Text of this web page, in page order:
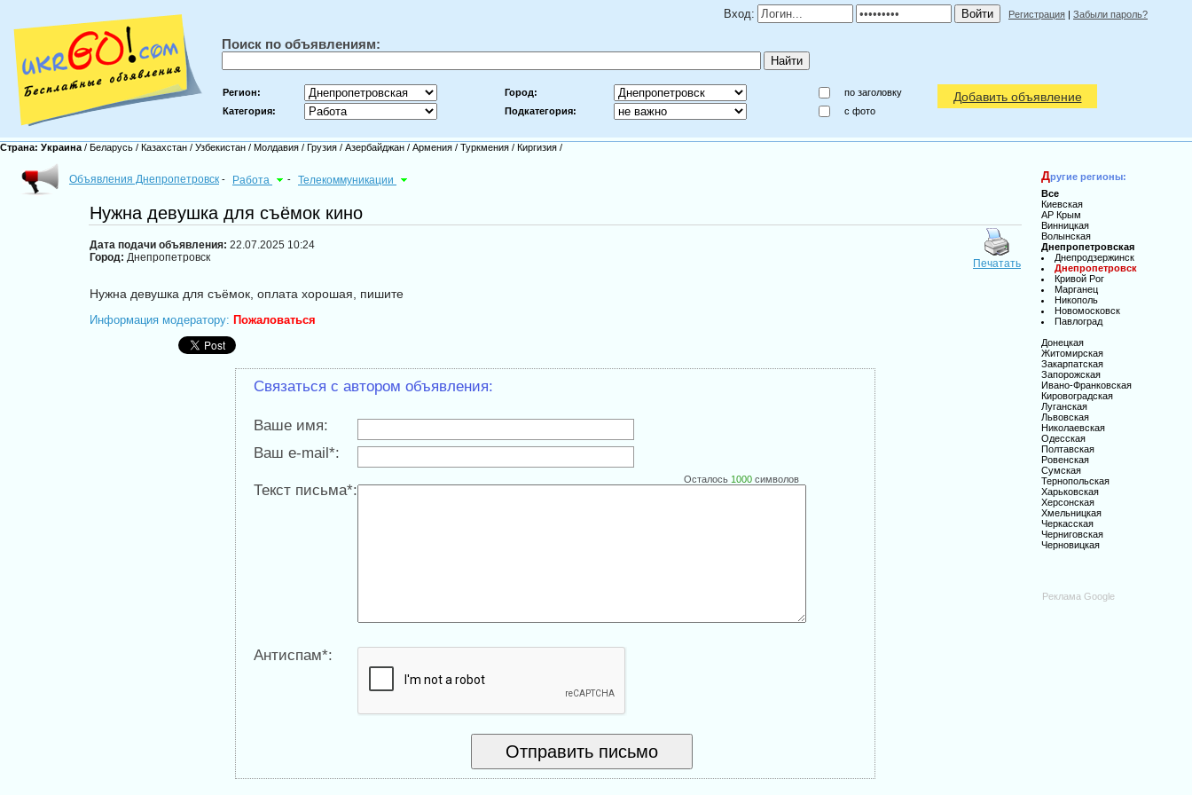
Вход: Регистрация | Забыли пароль?
Поиск по объявлениям:
Регион: Город:
по заголовку
Категория:
Подкатегория: c фото
Добавить объявление
Страна: Украина / Беларусь / Казахстан / Узбекистан / Молдавия / Грузия / Азербайджан / Армения / Туркмения / Киргизия /
Объявления Днепропетровск - Работа - Телекоммуникации
Нужна девушка для съёмок кино
Дата подачи объявления: 22.07.2025 10:24
Город: Днепропетровск Печатать
Нужна девушка для съёмок, оплата хорошая, пишите
Информация модератору: Пожаловаться
Связаться с автором объявления:
Ваше имя:
Ваш e-mail*:
Текст письма*:
Осталось 1000 символов
Антиспам*:
Другие регионы:
Все
Киевская
АР Крым
Винницкая
Волынская
Днепропетровская
Днепродзержинск
Днепропетровск
Кривой Рог
Марганец
Никополь
Новомосковск
Павлоград
Донецкая
Житомирская
Закарпатская
Запорожская
Ивано-Франковская
Кировоградская
Луганская
Львовская
Николаевская
Одесская
Полтавская
Ровенская
Сумская
Тернопольская
Харьковская
Херсонская
Хмельницкая
Черкасская
Черниговская
Черновицкая
Реклама Google